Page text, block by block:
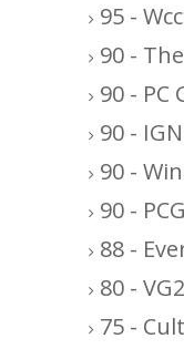
95 -
90 -
90 - PC
90 - IGN
90 -
90 -
88 -
80 -
75 -